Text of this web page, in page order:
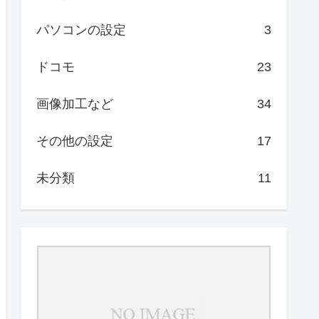
パソコンの設定 3
ドコモ 23
画像加工など 34
その他の設定 17
未分類 11